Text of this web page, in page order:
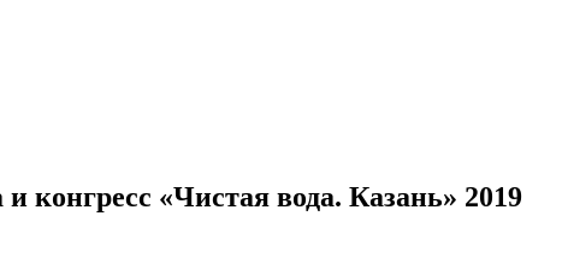
конгресс «Чистая вода. Казань» 2019